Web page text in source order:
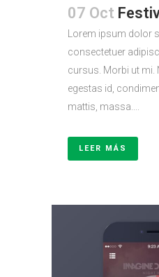
07 Oct
Lorem ipsum dolor
consectetuer
cursus. Morbi ut mi.
egestas id,
mattis, massa....
LEER MÁS